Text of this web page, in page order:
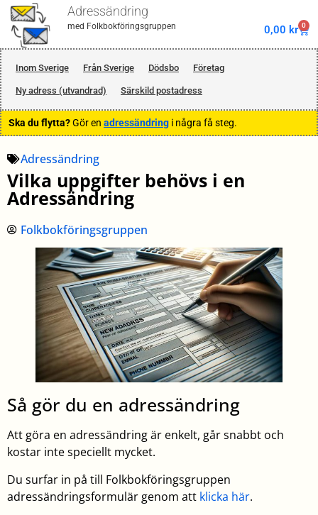
Adressändring
med Folkbokföringsgruppen 0,00 kr 0
Inom Sverige Från Sverige Dödsbo Företag
Ny adress (utvandrad) Särskild postadress
Ska du flytta?Gör en adressändring i några få steg.
Adressändring
Vilka uppgifter behövs i en
Adressändring
Folkbokföringsgruppen
Så gör du en adressändring
Att göra en adressändring är enkelt, går snabbt och
kostar inte speciellt mycket.
Du surfar in på till Folkbokföringsgruppen
adressändringsformulär genom att klicka här.